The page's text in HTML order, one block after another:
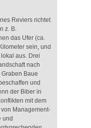
Reviers richtet
z. B.
das Ufer (ca.
sein, und
aus. Drei
nach
Baue
und
der Biber in
mit dem
Management-
und